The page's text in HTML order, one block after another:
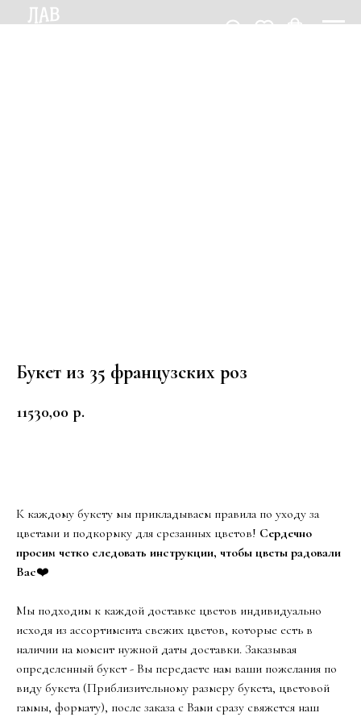
Букет из 35 французских роз
11530,00 р.
К каждому букету мы прикладываем правила по уходу за
цветами и подкормку для срезанных цветов! Сердечно
просим четко следовать инструкции, чтобы цветы радовали
Вас❤️
Мы подходим к каждой доставке цветов индивидуально
исходя из ассортимента свежих цветов, которые есть в
наличии на момент нужной даты доставки. Заказывая
определенный букет - Вы передаете нам ваши пожелания по
виду букета (Приблизительному размеру букета, цветовой
гаммы, формату), после заказа с Вами сразу свяжется наш